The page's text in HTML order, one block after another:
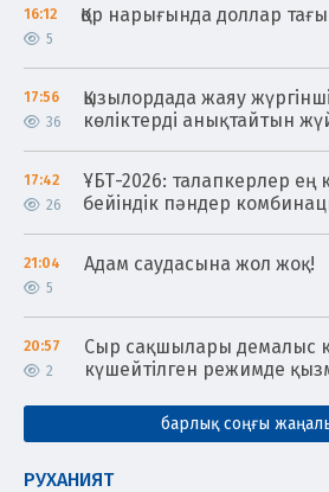
16:12
5
Қор нарығында доллар
17:56
36
Қызылордада жаяу
көліктерді анықтайтын
17:42
26
ҰБТ-2026: талапкерлер ең
бейіндік пәндер
21:04
5
Адам саудасына жол жоқ!
20:57
2
Сыр сақшылары демалыс
күшейтілген режимде
барлық соңғы
РУХАНИЯТ